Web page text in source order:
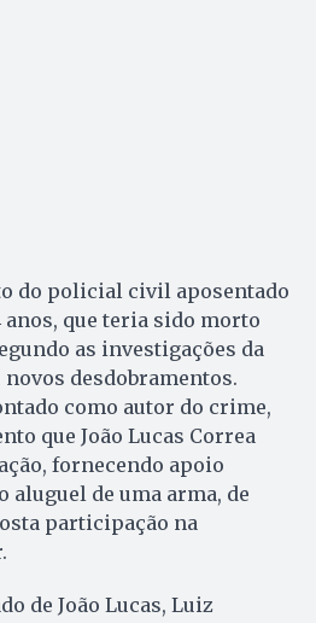
do policial civil aposentado
anos, que teria sido morto
as investigações da
desdobramentos.
como autor do crime,
que João Lucas Correa
fornecendo apoio
de uma arma, de
participação na
de João Lucas, Luiz